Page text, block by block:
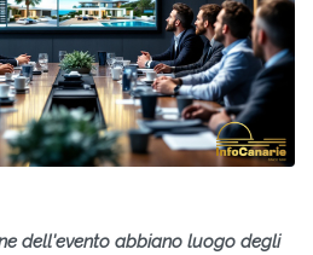
dell'evento abbiano luogo degli